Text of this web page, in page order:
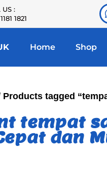
US :
1821
Home Shop
Products tagged
tempat
dan